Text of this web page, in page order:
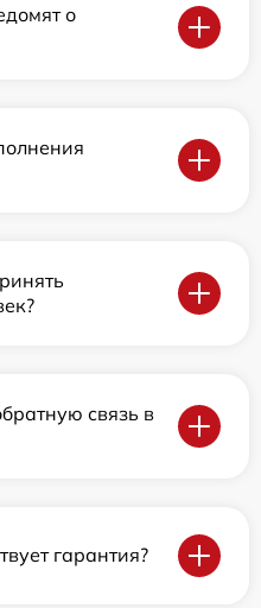
о
связь в
гарантия?